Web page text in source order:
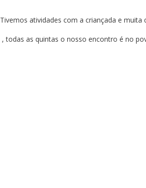
Tivemos atividades com a criançada e muita
, todas as quintas o nosso encontro é no